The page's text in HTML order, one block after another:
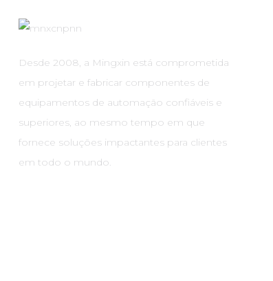
Desde 2008, a Mingxin está comprometida
em projetar e fabricar componentes de
equipamentos de automação confiáveis ​​e
superiores, ao mesmo tempo em que
fornece soluções impactantes para clientes
em todo o mundo.